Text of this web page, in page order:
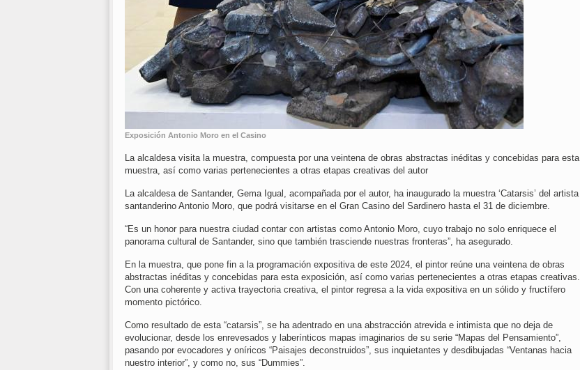
Exposición Antonio Moro en el Casino
La alcaldesa visita la muestra, compuesta por una veintena de obras abstractas inéditas y concebidas para esta
muestra, así como varias pertenecientes a otras etapas creativas del autor
La alcaldesa de Santander, Gema Igual, acompañada por el autor, ha inaugurado la muestra ‘Catarsis’ del artista
santanderino Antonio Moro, que podrá visitarse en el Gran Casino del Sardinero hasta el 31 de diciembre.
“Es un honor para nuestra ciudad contar con artistas como Antonio Moro, cuyo trabajo no solo enriquece el
panorama cultural de Santander, sino que también trasciende nuestras fronteras”, ha asegurado.
En la muestra, que pone fin a la programación expositiva de este 2024, el pintor reúne una veintena de obras
abstractas inéditas y concebidas para esta exposición, así como varias pertenecientes a otras etapas creativas.
Con una coherente y activa trayectoria creativa, el pintor regresa a la vida expositiva en un sólido y fructífero
momento pictórico.
Como resultado de esta “catarsis”, se ha adentrado en una abstracción atrevida e intimista que no deja de
evolucionar, desde los enrevesados y laberínticos mapas imaginarios de su serie “Mapas del Pensamiento”,
pasando por evocadores y oníricos “Paisajes deconstruidos”, sus inquietantes y desdibujadas “Ventanas hacia
nuestro interior”, y como no, sus “Dummies”.